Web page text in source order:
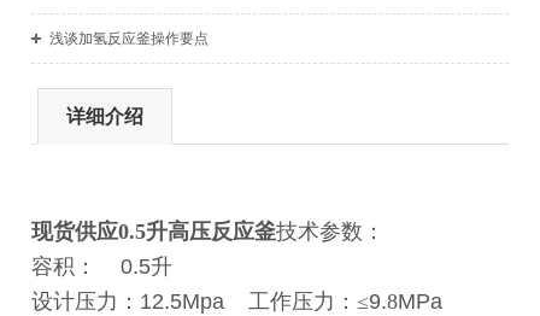
浅谈加氢反应釜操作要点
详细介绍
现货供应0.5升高压反应釜技术参数：
容积：
0.5升
设计压力： 12.5Mpa工作压力：≤9.8MPa